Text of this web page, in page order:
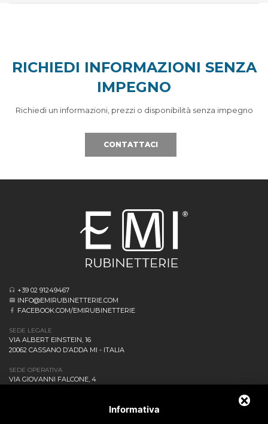
RICHIEDI INFORMAZIONI SENZA
IMPEGNO
Richiedi un informazioni, prezzi o disponibilità senza impegno
CONTATTACI
+39 02 91249467
INFO@EMIRUBINETTERIE.COM
FACEBOOK.COM/EMIRUBINETTERIE
SEDE LEGALE
VIA ALBERT EINSTEIN, 16
20062 CASSANO D’ADDA MI - ITALIA
SEDE OPERATIVA
VIA GIOVANNI FALCONE, 4
Informativa